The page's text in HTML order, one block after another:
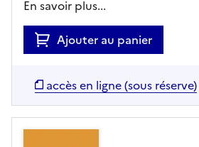
En savoir plus...
Ajouter au panier
accès en ligne (sous réserve)